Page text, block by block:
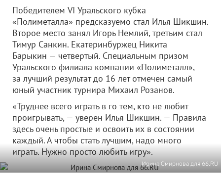
Победителем VI Уральского кубка
«Полиметалла» предсказуемо стал Илья Шикшин.
Второе место занял Игорь Немлий, третьим стал
Тимур Санкин. Екатеринбуржец Никита
Барыкин — четвертый. Специальным призом
Уральского филиала компании «Полиметалл»,
за лучший результат до 16 лет отмечен самый
юный участник турнира Михаил Розанов.
«Труднее всего играть в го тем, кто не любит
проигрывать, — уверен Илья Шикшин. — Правила
здесь очень простые и освоить их в состоянии
каждый. А чтобы стать лучшим, надо много
играть. Нужно просто любить игру».
Ирина Смирнова для 66.RU